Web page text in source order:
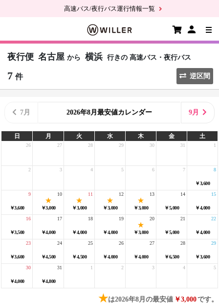
高速バス/夜行バス運行情報一覧
夜行便 名古屋 から 横浜 行きの 高速バス・夜行バス
7 件 逆区間
7月 2026年8月最安値カレンダー 9月
日 月 火 水 木 金 土
26 27 28 29 30 31 1
2 3 4 5 6 7
￥3,600
8
￥3,600
9
￥3,000
10
￥3,000
11
￥3,000
12
￥3,000
13
￥5,000
14
￥4,000
15
￥3,500
16
￥4,000
17
￥4,000
18
￥4,000
19
￥3,000
20
￥5,000
21
￥4,000
22
￥3,600
23
￥4,500
24
￥4,500
25
￥4,000
26
￥4,000
27
￥6,500
28
￥3,600
29
￥4,000
30
￥4,800
31 1 2 3 4 5
★は2026年8月の最安値 ￥3,000です。